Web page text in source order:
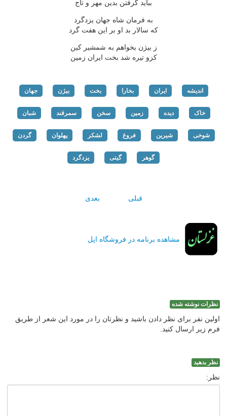
بباید گرفتن بدین مهر و تاج
به فرمان شاه جهان یزدگرد
که سالار بد او بر این هفت گرد
ز بیژن بخواهم به شمشیر کین
کزو تیره شد بخت ایران زمین
اندیشه ایران بخارا بخت بیژن جهان
خاک دیده زمین سخن سمرقند شبان
شوخی شیرین فروغ لشکر پهلوان گردن
گوهر گیتی یزدگرد
قبلی بعدی
مشاهده برنامه در فروشگاه اپل
نظرات نوشته شده
اولین نفر برای نظر دادن باشید و نظرتان را در مورد این شعر از طریق
فرم زیر ارسال کنید.
نظر بدهید
نظر: